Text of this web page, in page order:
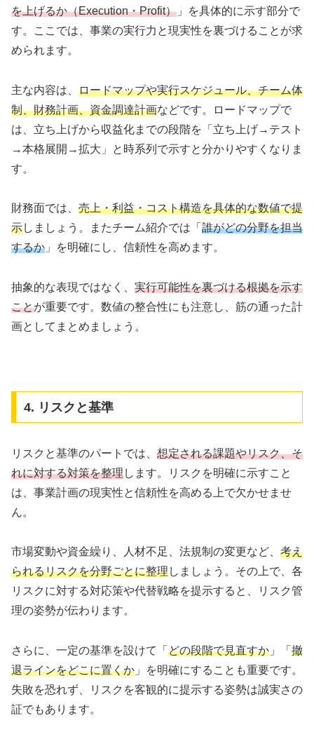
を上げるか（Execution・Profit） 」を具体的に示す部分で
す。ここでは、事業の実行力と現実性を裏づけることが求
められます。
主な内容は、 ロードマップや実行スケジュール、チーム体
制、財務計画、資金調達計画などです。ロードマップで
は、立ち上げから収益化までの段階を「立ち上げ→テスト
→本格展開→拡大」と時系列で示すと分かりやすくなりま
す。
財務面では、 売上・利益・コスト構造を具体的な数値で提
示しましょう。またチーム紹介では「 誰がどの分野を担当
するか 」を明確にし、信頼性を高めます。
抽象的な表現ではなく、 実行可能性を裏づける根拠を示す
ことが重要です。数値の整合性にも注意し、筋の通った計
画としてまとめましょう。
4. リスクと基準
リスクと基準のパートでは、 想定される課題やリスク、そ
れに対する対策を整理します。リスクを明確に示すこと
は、事業計画の現実性と信頼性を高める上で欠かせませ
ん。
市場変動や資金繰り、人材不足、法規制の変更など、 考え
られるリスクを分野ごとに整理しましょう。その上で、各
リスクに対する対応策や代替戦略を提示すると、リスク管
理の姿勢が伝わります。
さらに、一定の基準を設けて「 どの段階で見直すか 」「 撤
退ラインをどこに置くか 」を明確にすることも重要です。
失敗を恐れず、リスクを客観的に提示する姿勢は誠実さの
証でもあります。